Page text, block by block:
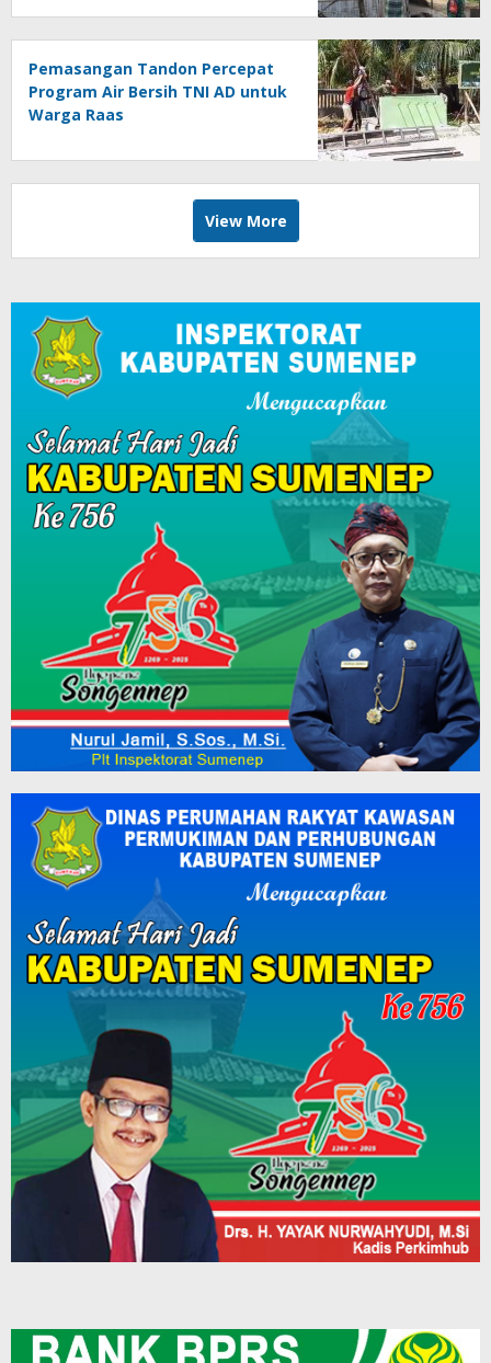
Pemasangan Tandon Percepat
Program Air Bersih TNI AD untuk
Warga Raas
View More